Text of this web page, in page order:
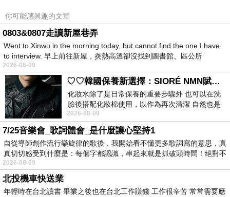
夠了 夠多了
該是減少次數的時候
該是要去尋找生活意義的時候
你可能感興趣的文章
0803&0807走讀新屋巷弄
Went to Xinwu in the morning today, but cannot find the one I have
to interview. 早上前往新屋，炎熱高溫卻沒找到圖書館、區公所
2026-08-09
♡♡韓國保養新選擇：SIORÉ NMN賦活泡泡化妝水♡♡
化妝水除了是日常保養的重要步驟外 也可以在洗
臉後搭配化妝棉使用，以作為再次清潔 自然也是
我的保養必備品項 不過，我對於化妝
2026-08-09
7/25音樂會_歌詞體會_是什麼讓心堅持1
自從導師創作流行樂旋律的歌後，我開始看不懂更多歌詞寫的意思，真
真切切感受到什麼是：每個字都認識，串起來就是抓破頭時間！絕對不
2026-08-09
北投機車快送業
年輕時在台北讀書 畢業之後也在台北工作賺錢 工作很辛苦 常常需要應